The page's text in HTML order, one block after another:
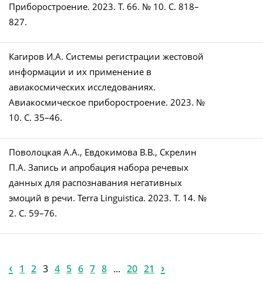
Приборостроение. 2023. Т. 66. № 10. С. 818–
827.
Кагиров И.А. Системы регистрации жестовой
информации и их применение в
авиакосмических исследованиях.
Авиакосмическое приборостроение. 2023. №
10. С. 35–46.
Поволоцкая А.А., Евдокимова В.В., Скрелин
П.А. Запись и апробация набора речевых
данных для распознавания негативных
эмоций в речи. Terra Linguistica. 2023. Т. 14. №
2. С. 59–76.
‹ 1 2 3 4 5 6 7 8 ... 20 21 ›